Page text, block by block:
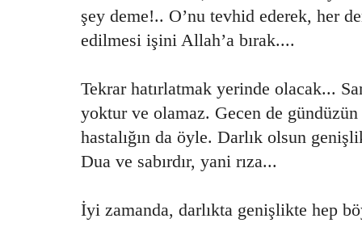
şey deme!.. O’nu tevhid ederek, her
edilmesi işini Allah’a bırak....
Tekrar hatırlatmak yerinde olacak...
yoktur ve olamaz. Gecen de gündüzün
hastalığın da öyle. Darlık olsun
Dua ve sabırdır, yani rıza...
İyi zamanda, darlıkta genişlikte hep